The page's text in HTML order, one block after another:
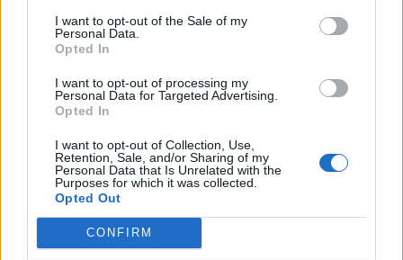
I want to opt-out of the Sale of my
Personal Data.
Opted In
I want to opt-out of processing my
Personal Data for Targeted Advertising.
Opted In
I want to opt-out of Collection, Use,
Retention, Sale, and/or Sharing of my
Personal Data that Is Unrelated with the
Purposes for which it was collected.
Opted Out
CONFIRM
07/08/2026 - 15:42
Ο ΙΣΑ συνιστά τη λήψη σχολαστικών μέτρων ατομικής
προστασίας από τον ιό του Δυτικού Νείλου